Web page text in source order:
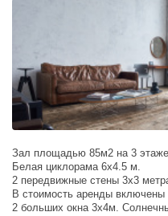
Зал площадью 85м2 на 3
Белая циклорама 6х4.5 м.
2 передвижные стены 3х3
В стоимость аренды включены
2 больших окна 3х4м.